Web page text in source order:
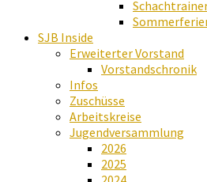
SJB Inside
Erweiterter Vorstand
Vorstandschronik
Infos
Zuschüsse
Arbeitskreise
Jugendversammlung
2026
2025